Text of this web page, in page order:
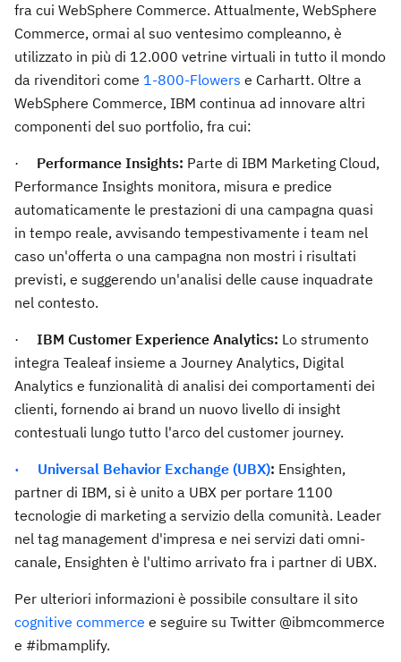
fra cui WebSphere Commerce. Attualmente, WebSphere
Commerce, ormai al suo ventesimo compleanno, è
utilizzato in più di 12.000 vetrine virtuali in tutto il mondo
da rivenditori come 1-800-Flowers e Carhartt. Oltre a
WebSphere Commerce, IBM continua ad innovare altri
componenti del suo portfolio, fra cui:
· Performance Insights: Parte di IBM Marketing Cloud,
Performance Insights monitora, misura e predice
automaticamente le prestazioni di una campagna quasi
in tempo reale, avvisando tempestivamente i team nel
caso un'offerta o una campagna non mostri i risultati
previsti, e suggerendo un'analisi delle cause inquadrate
nel contesto.
· IBM Customer Experience Analytics: Lo strumento
integra Tealeaf insieme a Journey Analytics, Digital
Analytics e funzionalità di analisi dei comportamenti dei
clienti, fornendo ai brand un nuovo livello di insight
contestuali lungo tutto l'arco del customer journey.
· Universal Behavior Exchange (UBX): Ensighten,
partner di IBM, si è unito a UBX per portare 1100
tecnologie di marketing a servizio della comunità. Leader
nel tag management d'impresa e nei servizi dati omni-
canale, Ensighten è l'ultimo arrivato fra i partner di UBX.
Per ulteriori informazioni è possibile consultare il sito
cognitive commerce e seguire su Twitter @ibmcommerce
e #ibmamplify.